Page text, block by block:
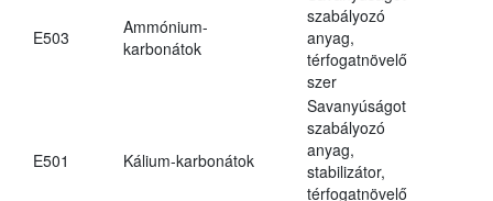
E503
Ammónium-
karbonátok
szabályozó
anyag,
térfogatnövelő
szer
E501 Kálium-karbonátok
Savanyúságot
szabályozó
anyag,
stabilizátor,
térfogatnövelő